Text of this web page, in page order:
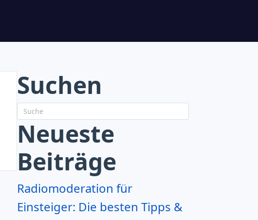
Suchen
Neueste
Beiträge
Radiomoderation für
Einsteiger: Die besten Tipps &